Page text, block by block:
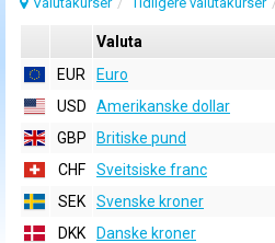
Valuta
EUR
Euro
USD
Amerikanske dollar
GBP
Britiske pund
CHF
Sveitsiske franc
SEK
Svenske kroner
DKK
Danske kroner